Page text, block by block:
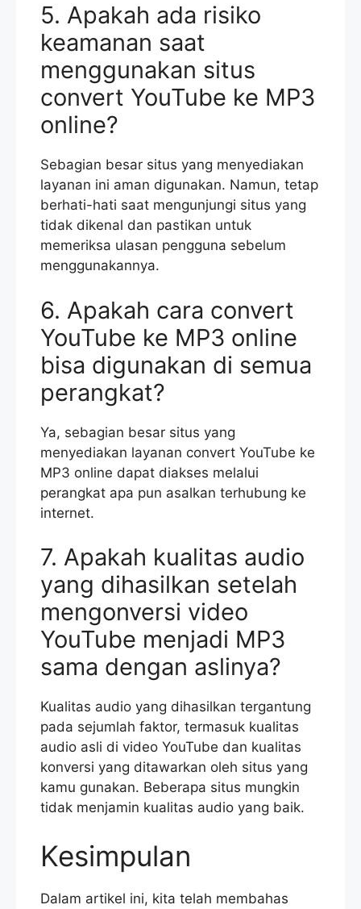
5. Apakah ada risiko
keamanan saat
menggunakan situs
convert YouTube ke MP3
online?
Sebagian besar situs yang menyediakan
layanan ini aman digunakan. Namun, tetap
berhati-hati saat mengunjungi situs yang
tidak dikenal dan pastikan untuk
memeriksa ulasan pengguna sebelum
menggunakannya.
6. Apakah cara convert
YouTube ke MP3 online
bisa digunakan di semua
perangkat?
Ya, sebagian besar situs yang
menyediakan layanan convert YouTube ke
MP3 online dapat diakses melalui
perangkat apa pun asalkan terhubung ke
internet.
7. Apakah kualitas audio
yang dihasilkan setelah
mengonversi video
YouTube menjadi MP3
sama dengan aslinya?
Kualitas audio yang dihasilkan tergantung
pada sejumlah faktor, termasuk kualitas
audio asli di video YouTube dan kualitas
konversi yang ditawarkan oleh situs yang
kamu gunakan. Beberapa situs mungkin
tidak menjamin kualitas audio yang baik.
Kesimpulan
Dalam artikel ini, kita telah membahas